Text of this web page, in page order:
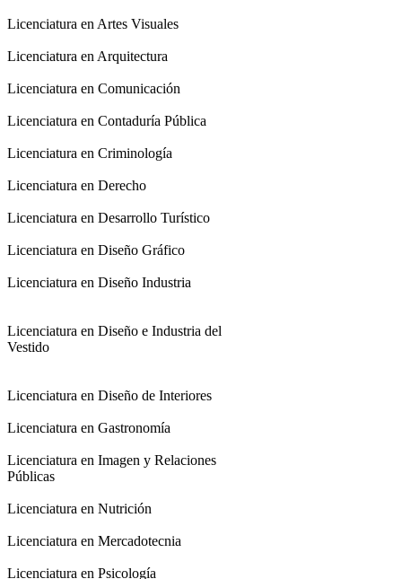
Licenciatura en Artes Visuales
Licenciatura en Arquitectura
Licenciatura en Comunicación
Licenciatura en Contaduría Pública
Licenciatura en Criminología
Licenciatura en Derecho
Licenciatura en Desarrollo Turístico
Licenciatura en Diseño Gráfico
Licenciatura en Diseño Industria
Licenciatura en Diseño e Industria del
Vestido
Licenciatura en Diseño de Interiores
Licenciatura en Gastronomía
Licenciatura en Imagen y Relaciones
Públicas
Licenciatura en Nutrición
Licenciatura en Mercadotecnia
Licenciatura en Psicología